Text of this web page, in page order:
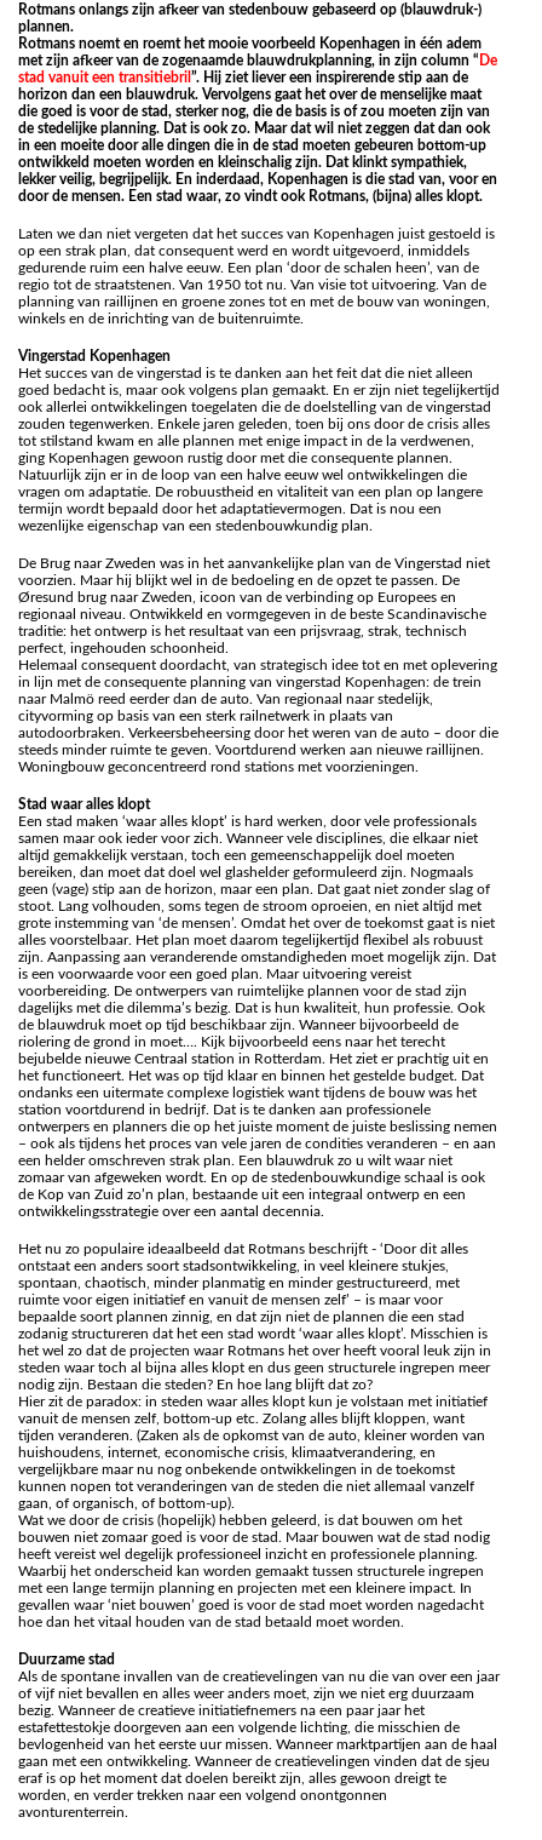
Rotmans onlangs zijn afkeer van stedenbouw gebaseerd op (blauwdruk-)
plannen.
Rotmans noemt en roemt het mooie voorbeeld Kopenhagen in één adem
met zijn afkeer van de zogenaamde blauwdrukplanning, in zijn column “ De
stad vanuit een transitiebril ”. Hij ziet liever een inspirerende stip aan de
horizon dan een blauwdruk. Vervolgens gaat het over de menselijke maat
die goed is voor de stad, sterker nog, die de basis is of zou moeten zijn van
de stedelijke planning. Dat is ook zo. Maar dat wil niet zeggen dat dan ook
in een moeite door alle dingen die in de stad moeten gebeuren bottom-up
ontwikkeld moeten worden en kleinschalig zijn. Dat klinkt sympathiek,
lekker veilig, begrijpelijk. En inderdaad, Kopenhagen is die stad van, voor en
door de mensen. Een stad waar, zo vindt ook Rotmans, (bijna) alles klopt.
Laten we dan niet vergeten dat het succes van Kopenhagen juist gestoeld is
op een strak plan, dat consequent werd en wordt uitgevoerd, inmiddels
gedurende ruim een halve eeuw. Een plan ‘door de schalen heen’, van de
regio tot de straatstenen. Van 1950 tot nu. Van visie tot uitvoering. Van de
planning van raillijnen en groene zones tot en met de bouw van woningen,
winkels en de inrichting van de buitenruimte.
Vingerstad Kopenhagen
Het succes van de vingerstad is te danken aan het feit dat die niet alleen
goed bedacht is, maar ook volgens plan gemaakt. En er zijn niet tegelijkertijd
ook allerlei ontwikkelingen toegelaten die de doelstelling van de vingerstad
zouden tegenwerken. Enkele jaren geleden, toen bij ons door de crisis alles
tot stilstand kwam en alle plannen met enige impact in de la verdwenen,
ging Kopenhagen gewoon rustig door met die consequente plannen.
Natuurlijk zijn er in de loop van een halve eeuw wel ontwikkelingen die
vragen om adaptatie. De robuustheid en vitaliteit van een plan op langere
termijn wordt bepaald door het adaptatievermogen. Dat is nou een
wezenlijke eigenschap van een stedenbouwkundig plan.
De Brug naar Zweden was in het aanvankelijke plan van de Vingerstad niet
voorzien. Maar hij blijkt wel in de bedoeling en de opzet te passen. De
Øresund brug naar Zweden, icoon van de verbinding op Europees en
regionaal niveau. Ontwikkeld en vormgegeven in de beste Scandinavische
traditie: het ontwerp is het resultaat van een prijsvraag, strak, technisch
perfect, ingehouden schoonheid.
Helemaal consequent doordacht, van strategisch idee tot en met oplevering
in lijn met de consequente planning van vingerstad Kopenhagen: de trein
naar Malmö reed eerder dan de auto. Van regionaal naar stedelijk,
cityvorming op basis van een sterk railnetwerk in plaats van
autodoorbraken. Verkeersbeheersing door het weren van de auto – door die
steeds minder ruimte te geven. Voortdurend werken aan nieuwe raillijnen.
Woningbouw geconcentreerd rond stations met voorzieningen.
Stad waar alles klopt
Een stad maken ‘waar alles klopt’ is hard werken, door vele professionals
samen maar ook ieder voor zich. Wanneer vele disciplines, die elkaar niet
altijd gemakkelijk verstaan, toch een gemeenschappelijk doel moeten
bereiken, dan moet dat doel wel glashelder geformuleerd zijn. Nogmaals
geen (vage) stip aan de horizon, maar een plan. Dat gaat niet zonder slag of
stoot. Lang volhouden, soms tegen de stroom oproeien, en niet altijd met
grote instemming van ‘de mensen’. Omdat het over de toekomst gaat is niet
alles voorstelbaar. Het plan moet daarom tegelijkertijd flexibel als robuust
zijn. Aanpassing aan veranderende omstandigheden moet mogelijk zijn. Dat
is een voorwaarde voor een goed plan. Maar uitvoering vereist
voorbereiding. De ontwerpers van ruimtelijke plannen voor de stad zijn
dagelijks met die dilemma’s bezig. Dat is hun kwaliteit, hun professie. Ook
de blauwdruk moet op tijd beschikbaar zijn. Wanneer bijvoorbeeld de
riolering de grond in moet…. Kijk bijvoorbeeld eens naar het terecht
bejubelde nieuwe Centraal station in Rotterdam. Het ziet er prachtig uit en
het functioneert. Het was op tijd klaar en binnen het gestelde budget. Dat
ondanks een uitermate complexe logistiek want tijdens de bouw was het
station voortdurend in bedrijf. Dat is te danken aan professionele
ontwerpers en planners die op het juiste moment de juiste beslissing nemen
– ook als tijdens het proces van vele jaren de condities veranderen – en aan
een helder omschreven strak plan. Een blauwdruk zo u wilt waar niet
zomaar van afgeweken wordt. En op de stedenbouwkundige schaal is ook
de Kop van Zuid zo’n plan, bestaande uit een integraal ontwerp en een
ontwikkelingsstrategie over een aantal decennia.
Het nu zo populaire ideaalbeeld dat Rotmans beschrijft - ‘Door dit alles
ontstaat een anders soort stadsontwikkeling, in veel kleinere stukjes,
spontaan, chaotisch, minder planmatig en minder gestructureerd, met
ruimte voor eigen initiatief en vanuit de mensen zelf’ – is maar voor
bepaalde soort plannen zinnig, en dat zijn niet de plannen die een stad
zodanig structureren dat het een stad wordt ‘waar alles klopt’. Misschien is
het wel zo dat de projecten waar Rotmans het over heeft vooral leuk zijn in
steden waar toch al bijna alles klopt en dus geen structurele ingrepen meer
nodig zijn. Bestaan die steden? En hoe lang blijft dat zo?
Hier zit de paradox: in steden waar alles klopt kun je volstaan met initiatief
vanuit de mensen zelf, bottom-up etc. Zolang alles blijft kloppen, want
tijden veranderen. (Zaken als de opkomst van de auto, kleiner worden van
huishoudens, internet, economische crisis, klimaatverandering, en
vergelijkbare maar nu nog onbekende ontwikkelingen in de toekomst
kunnen nopen tot veranderingen van de steden die niet allemaal vanzelf
gaan, of organisch, of bottom-up).
Wat we door de crisis (hopelijk) hebben geleerd, is dat bouwen om het
bouwen niet zomaar goed is voor de stad. Maar bouwen wat de stad nodig
heeft vereist wel degelijk professioneel inzicht en professionele planning.
Waarbij het onderscheid kan worden gemaakt tussen structurele ingrepen
met een lange termijn planning en projecten met een kleinere impact. In
gevallen waar ‘niet bouwen’ goed is voor de stad moet worden nagedacht
hoe dan het vitaal houden van de stad betaald moet worden.
Duurzame stad
Als de spontane invallen van de creatievelingen van nu die van over een jaar
of vijf niet bevallen en alles weer anders moet, zijn we niet erg duurzaam
bezig. Wanneer de creatieve initiatiefnemers na een paar jaar het
estafettestokje doorgeven aan een volgende lichting, die misschien de
bevlogenheid van het eerste uur missen. Wanneer marktpartijen aan de haal
gaan met een ontwikkeling. Wanneer de creatievelingen vinden dat de sjeu
eraf is op het moment dat doelen bereikt zijn, alles gewoon dreigt te
worden, en verder trekken naar een volgend onontgonnen
avonturenterrein.